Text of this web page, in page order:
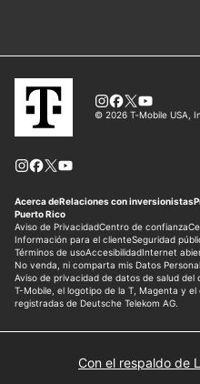
Con el respaldo de